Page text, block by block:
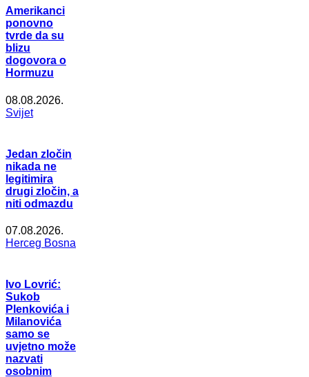
Amerikanci
ponovno
tvrde da su
blizu
dogovora o
Hormuzu
08.08.2026.
Svijet
Jedan zločin
nikada ne
legitimira
drugi zločin, a
niti odmazdu
07.08.2026.
Herceg Bosna
Ivo Lovrić:
Sukob
Plenkovića i
Milanovića
samo se
uvjetno može
nazvati
osobnim